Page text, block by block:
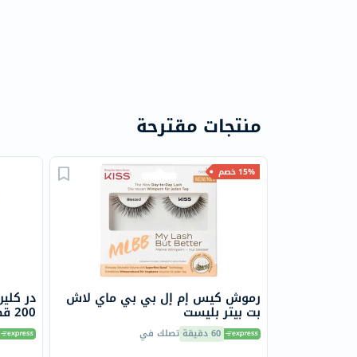
منتجات مقترحة
15% خصم
رموش كيس إم إل بي بي ماي لاش
بت بيتر بليست
60 دقيقة تصلك في
در
200 قطعة